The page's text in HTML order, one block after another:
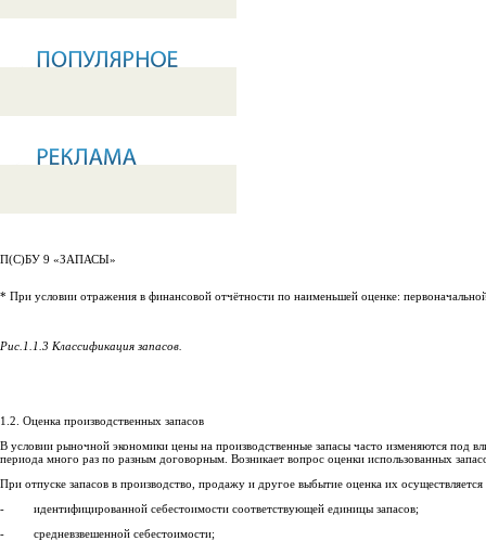
П(С)БУ 9 «ЗАПАСЫ»
* При условии отражения в финансовой отчётности по наименьшей оценке:
Рис.1.1.3 Классификация запасов.
1.2. Оценка производственных запасов
В условии рыночной экономики цены на производственные запасы часто изменяются под
периода много раз по разным договорным. Возникает вопрос оценки использованных
При отпуске запасов в производство, продажу и другое выбытие оценка их
- идентифицированной себестоимости соответствующей единицы запасов;
- средневзвешенной себестоимости;